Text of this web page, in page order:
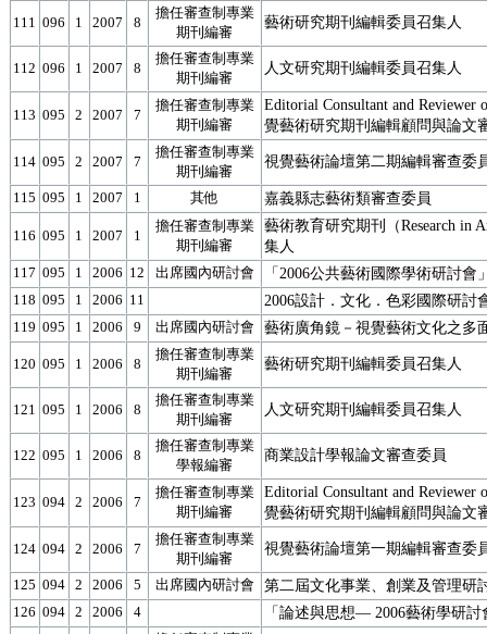
111 096 1 2007 8
擔任審查制專業
期刊編審
藝術研究期刊編輯委員召集人
112 096 1 2007 8
擔任審查制專業
期刊編審
人文研究期刊編輯委員召集人
113 095 2 2007 7
擔任審查制專業
期刊編審
Editorial Consultant and Reviewer
覺藝術研究期刊編輯顧問與論文
114 095 2 2007 7
擔任審查制專業
期刊編審
視覺藝術論壇第二期編輯審查委
115 095 1 2007 1 其他 嘉義縣志藝術類審查委員
116 095 1 2007 1
擔任審查制專業
期刊編審
藝術教育研究期刊（Research in
集人
117 095 1 2006 12 出席國內研討會 「2006公共藝術國際學術研討會
118 095 1 2006 11 2006設計．文化．色彩國際研討
119 095 1 2006 9 出席國內研討會 藝術廣角鏡－視覺藝術文化之多
120 095 1 2006 8
擔任審查制專業
期刊編審
藝術研究期刊編輯委員召集人
121 095 1 2006 8
擔任審查制專業
期刊編審
人文研究期刊編輯委員召集人
122 095 1 2006 8
擔任審查制專業
學報編審
商業設計學報論文審查委員
123 094 2 2006 7
擔任審查制專業
期刊編審
Editorial Consultant and Reviewer
覺藝術研究期刊編輯顧問與論文
124 094 2 2006 7
擔任審查制專業
期刊編審
視覺藝術論壇第一期編輯審查委
125 094 2 2006 5 出席國內研討會 第二屆文化事業、創業及管理研
126 094 2 2006 4 「論述與思想— 2006藝術學研